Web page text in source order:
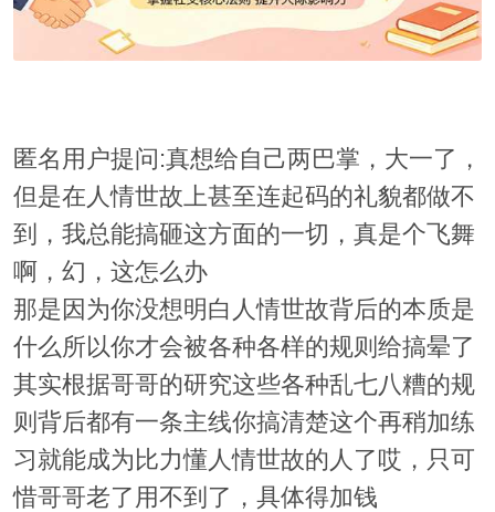
匿名用户提问:真想给自己两巴掌，大一了，
但是在人情世故上甚至连起码的礼貌都做不
到，我总能搞砸这方面的一切，真是个飞舞
啊，幻，这怎么办
那是因为你没想明白人情世故背后的本质是
什么所以你才会被各种各样的规则给搞晕了
其实根据哥哥的研究这些各种乱七八糟的规
则背后都有一条主线你搞清楚这个再稍加练
习就能成为比力懂人情世故的人了哎，只可
惜哥哥老了用不到了，具体得加钱